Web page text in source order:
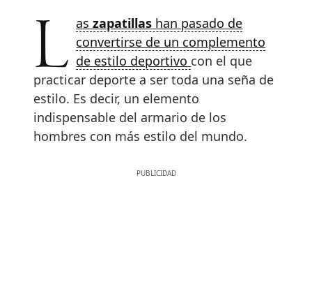
Las zapatillas han pasado de
convertirse de un complemento
de estilo deportivo con el que
practicar deporte a ser toda una seña de
estilo. Es decir, un elemento
indispensable del armario de los
hombres con más estilo del mundo.